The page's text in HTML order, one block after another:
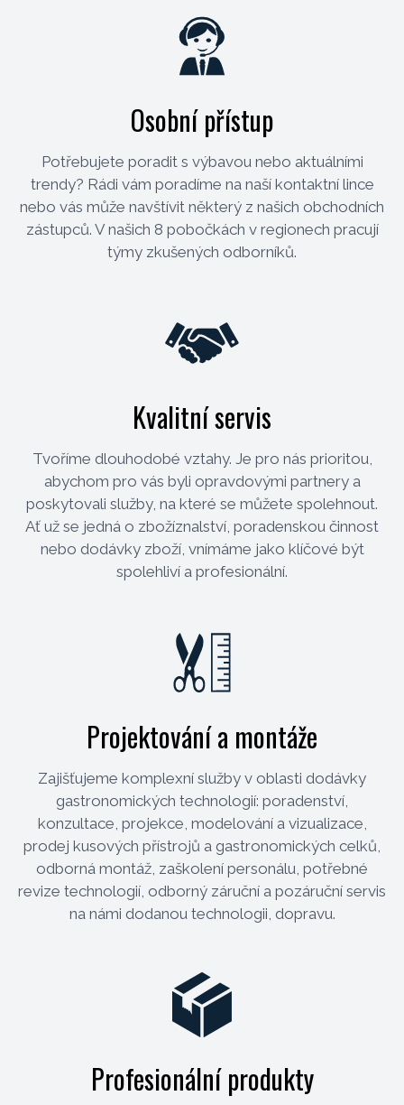
Osobní přístup
Potřebujete poradit s výbavou nebo aktuálními
trendy? Rádi vám poradíme na naší kontaktní lince
nebo vás může navštívit některý z našich obchodních
zástupců. V našich 8 pobočkách v regionech pracují
týmy zkušených odborníků.
Kvalitní servis
Tvoříme dlouhodobé vztahy. Je pro nás prioritou,
abychom pro vás byli opravdovými partnery a
poskytovali služby, na které se můžete spolehnout.
Ať už se jedná o zbožíznalství, poradenskou činnost
nebo dodávky zboží, vnímáme jako klíčové být
spolehliví a profesionální.
Projektování a montáže
Zajišťujeme komplexní služby v oblasti dodávky
gastronomických technologií: poradenství,
konzultace, projekce, modelování a vizualizace,
prodej kusových přístrojů a gastronomických celků,
odborná montáž, zaškolení personálu, potřebné
revize technologií, odborný záruční a pozáruční servis
na námi dodanou technologii, dopravu.
Profesionální produkty